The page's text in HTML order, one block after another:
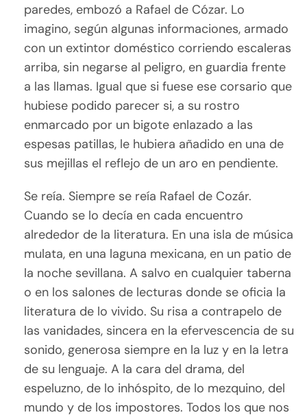
paredes, embozó a Rafael de Cózar. Lo
imagino, según algunas informaciones, armado
con un extintor doméstico corriendo escaleras
arriba, sin negarse al peligro, en guardia frente
a las llamas. Igual que si fuese ese corsario que
hubiese podido parecer si, a su rostro
enmarcado por un bigote enlazado a las
espesas patillas, le hubiera añadido en una de
sus mejillas el reflejo de un aro en pendiente.
Se reía. Siempre se reía Rafael de Cozár.
Cuando se lo decía en cada encuentro
alrededor de la literatura. En una isla de música
mulata, en una laguna mexicana, en un patio de
la noche sevillana. A salvo en cualquier taberna
o en los salones de lecturas donde se oficia la
literatura de lo vivido. Su risa a contrapelo de
las vanidades, sincera en la efervescencia de su
sonido, generosa siempre en la luz y en la letra
de su lenguaje. A la cara del drama, del
espeluzno, de lo inhóspito, de lo mezquino, del
mundo y de los impostores. Todos los que nos